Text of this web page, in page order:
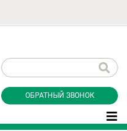
ОБРАТНЫЙ ЗВОНОК